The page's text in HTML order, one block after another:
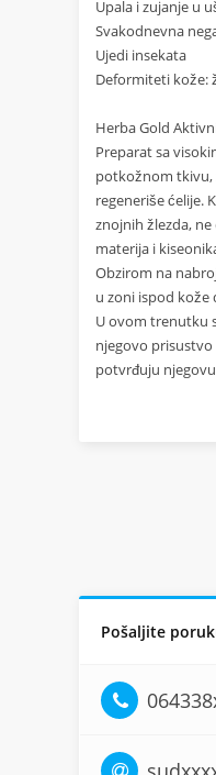
Upala i zujanje u
Svakodnevna
Ujedi insekata
Deformiteti kože:
Herba Gold
Preparat sa
potkožnom tkivu,
regeneriše ćelije.
znojnih žlezda,
materija i
Obzirom na
u zoni ispod kože
U ovom trenutku
njegovo
potvrđuju
Pošaljite